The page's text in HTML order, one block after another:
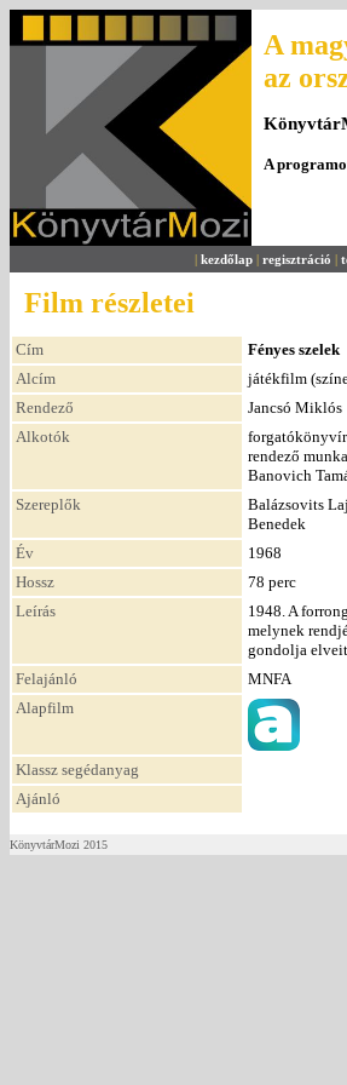
A
az
A
| kezdőlap | regisztráció |
Film részletei
Cím
Fényes szelek
Alcím
játékfilm
Rendező
Jancsó Miklós
Alkotók
rendező
Banovich
Szereplők
Balázsovits
Benedek
Év
1968
Hossz
78 perc
Leírás
1948. A
melynek
gondolja
Felajánló
MNFA
Alapfilm
Klassz segédanyag
Ajánló
KönyvtárMozi 2015